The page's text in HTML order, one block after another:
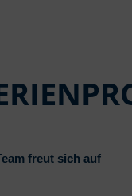
freut sich auf